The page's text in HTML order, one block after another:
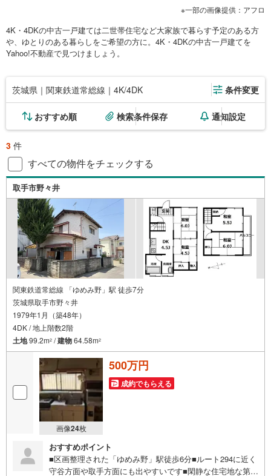
一部の画像提供：アフロ
4K・4DKの中古一戸建ては二世帯住宅など大家族で暮らす予定のある方
や、ゆとりのある暮らしをご希望の方に。4K・4DKの中古一戸建てを
Yahoo!不動産で見つけましょう。
茨城県｜関東鉄道常総線｜4K/4DK 条件変更
おすすめ順 検索条件保存 通知設定
3 件
すべての物件をチェックする
取手市野々井
関東鉄道常総線 「ゆめみ野」駅 徒歩7分
茨城県取手市野々井
1979年1月（築48年）
4DK / 地上階数2階
土地99.2m2 /建物64.58m2
画像24枚
500万円
成約でもらえる
おすすめポイント
■区画整理された「ゆめみ野」駅徒歩6分■ルート294に近く
守谷方面や取手方面にも出やすいです■閑静な住宅地な第一